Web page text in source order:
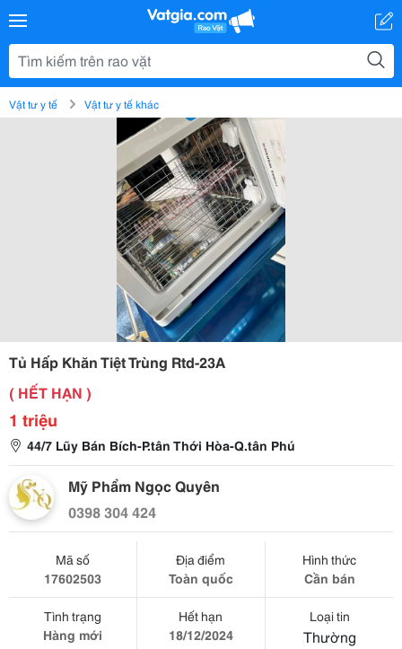
Vật tư y tế Vật tư y tế khác
Tủ Hấp Khăn Tiệt Trùng Rtd-23A
( HẾT HẠN )
1 triệu
44/7 Lũy Bán Bích-P.tân Thới Hòa-Q.tân Phú
Mỹ Phẩm Ngọc Quyên
0398 304 424
Mã số
17602503
Địa điểm
Toàn quốc
Hình thức
Cần bán
Tình trạng
Hàng mới
Hết hạn
18/12/2024
Loại tin
Thường